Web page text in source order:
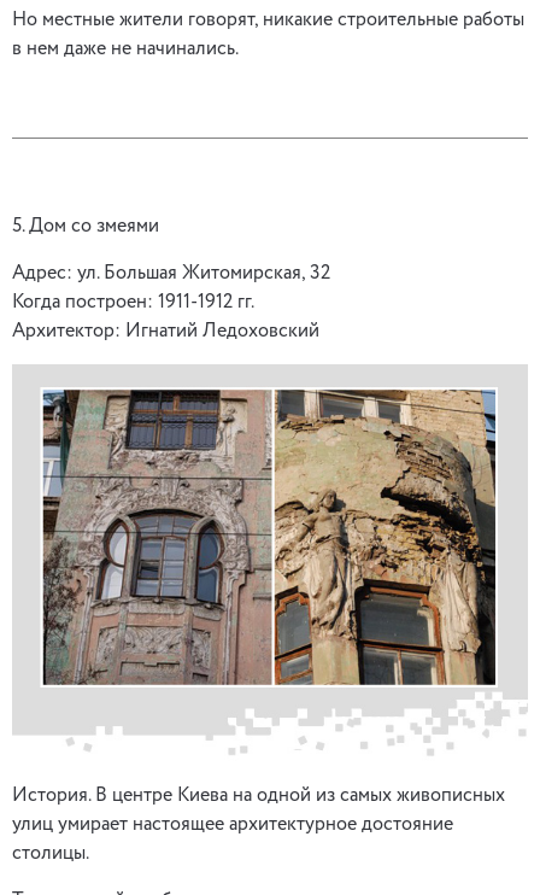
Но местные жители говорят, никакие строительные работы
в нем даже не начинались.
5. Дом со змеями
Адрес: ул. Большая Житомирская, 32
Когда построен: 1911-1912 гг.
Архитектор: Игнатий Ледоховский
История. В центре Киева на одной из самых живописных
улиц умирает настоящее архитектурное достояние
столицы.